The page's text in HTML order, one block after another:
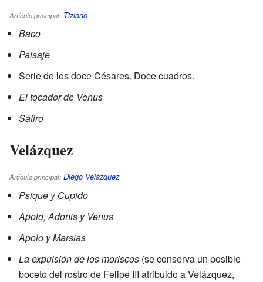
Artículo principal: Tiziano
Baco
Paisaje
Serie de los doce Césares. Doce cuadros.
El tocador de Venus
Sátiro
Velázquez
Artículo principal: Diego Velázquez
Psique y Cupido
Apolo, Adonis y Venus
Apolo y Marsias
La expulsión de los moriscos (se conserva un posible
boceto del rostro de Felipe III atribuido a Velázquez,